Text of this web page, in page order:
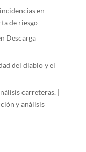
en
de riesgo
Descarga
del diablo y el
carreteras. |
y análisis